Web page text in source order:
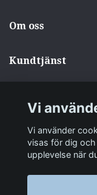
Om oss
Kundtjänst
Sociala medier
Vi
Vi använder
visas för dig
upplevelse när